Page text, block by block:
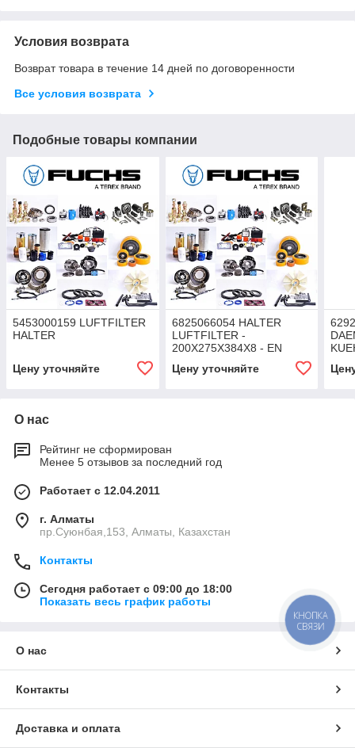
Условия возврата
Возврат товара в течение 14 дней по договоренности
Все условия возврата
Подобные товары компании
5453000159 LUFTFILTER
HALTER
Цену уточняйте
6825066054 HALTER
LUFTFILTER -
200X275X384X8 - EN
INTLACK2 (RAL 7024)
Цену уточняйте
О нас
Рейтинг не сформирован
Менее 5 отзывов за последний год
Работает с 12.04.2011
г. Алматы
пр.Суюнбая,153, Алматы, Казахстан
Контакты
Сегодня работает с 09:00 до 18:00
Показать весь график работы
О нас
Контакты
Доставка и оплата
КНОПКА
СВЯЗИ